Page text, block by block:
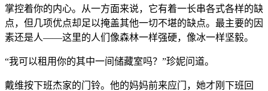
掌控着你的内心。从一方面来说，它有着一长串各式各样的缺
点，但几项优点却足以掩盖其他一切不堪的缺点。最主要的因
素还是人——这里的人们像森林一样强硬，像冰一样坚毅。
“我可以租用你的其中一间储藏室吗？”珍妮问道。
戴维按下班杰家的门铃。他的妈妈前来应门，她才刚下班回